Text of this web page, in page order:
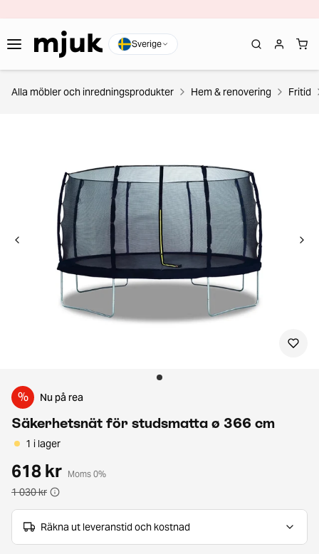
Sverige
Alla möbler och inredningsprodukter Hem & renovering Fritid
% Nu på rea
Säkerhetsnät för studsmatta ø 366 cm
1 i lager
618 kr Moms 0%
1 030 kr
Räkna ut leveranstid och kostnad